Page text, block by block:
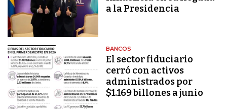
a la Presidencia
BANCOS
El sector fiduciario
cerró con activos
administrados por
$1.169 billones a junio